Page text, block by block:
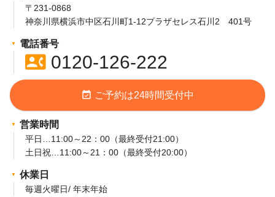
〒231-0868
神奈川県横浜市中区石川町1-12プラザセレス石川2 401号
電話番号
contact_phone0120-126-222
event_available ご予約は24時間受付中
営業時間
平日…11:00～22：00（最終受付21:00）
土日祝…11:00～21：00（最終受付20:00）
休業日
毎週火曜日/ 年末年始